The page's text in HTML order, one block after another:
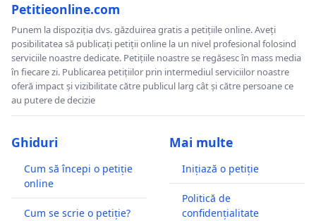
Petitieonline.com
Punem la dispoziția dvs. găzduirea gratis a petițiile online. Aveți
posibilitatea să publicați petiții online la un nivel profesional folosind
serviciile noastre dedicate. Petițiile noastre se regăsesc în mass media
în fiecare zi. Publicarea petițiilor prin intermediul serviciilor noastre
oferă impact și vizibilitate către publicul larg cât și către persoane ce
au putere de decizie
Ghiduri
Cum să începi o petiție
online
Cum se scrie o petiție?
Mai multe
Inițiază o petiție
Politică de
confidențialitate